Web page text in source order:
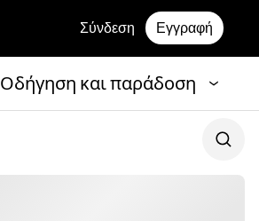
Σύνδεση Εγγραφή
Οδήγηση και παράδοση